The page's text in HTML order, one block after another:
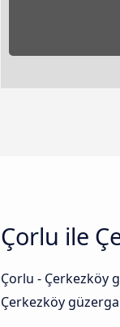
Çorlu ile
Çorlu - Çerkezköy
Çerkezköy